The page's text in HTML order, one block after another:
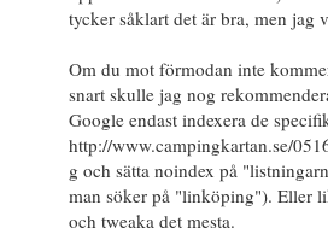
tycker såklart det är bra, men jag
Om du mot förmodan inte
snart skulle jag nog
Google endast indexera de
http://www.campingkartan.se/
g och sätta noindex på
man söker på "linköping"). Eller
och tweaka det mesta.